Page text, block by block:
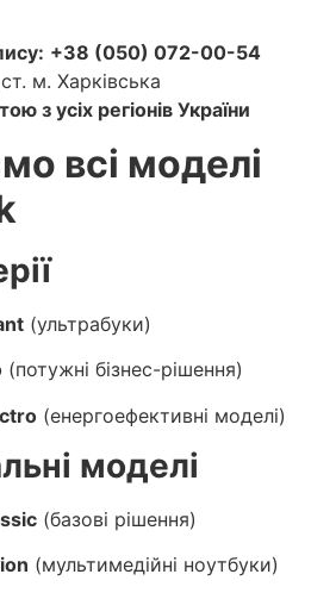
+38 (050) 072-00-54
м. Харківська
з усіх регіонів України
всі моделі
(ультрабуки)
(потужні бізнес-рішення)
(енергоефективні моделі)
моделі
(базові рішення)
(мультимедійні ноутбуки)